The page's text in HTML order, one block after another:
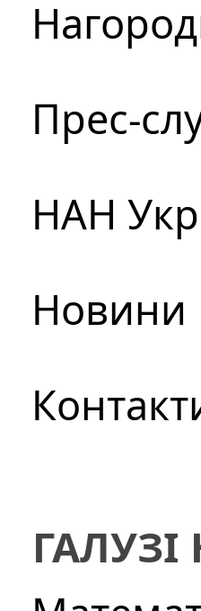
Прес-
НАН
Новини
ГАЛУЗІ